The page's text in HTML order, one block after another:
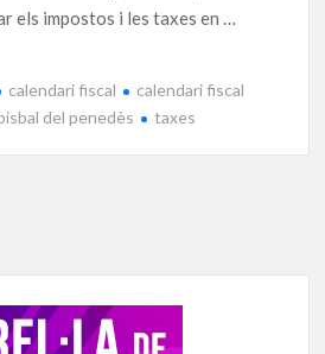
els impostos i les taxes en …
calendari fiscal
calendari fiscal
del penedès taxes